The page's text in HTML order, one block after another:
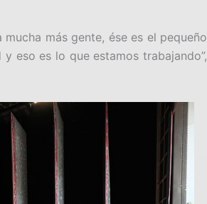
más gente, ése es el pequeño
eso es lo que estamos trabajando”,